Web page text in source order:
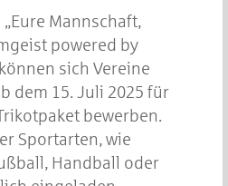
Mannschaft,
powered by
sich Vereine
dem 15. Juli 2025 für
bewerben.
Sportarten, wie
Handball oder